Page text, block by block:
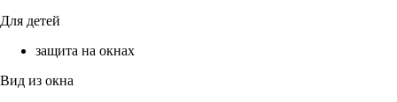
Для детей
защита на окнах
Вид из окна